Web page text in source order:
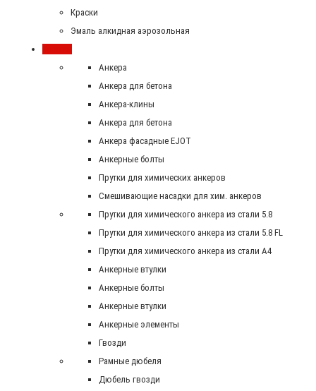
Краски
Эмаль алкидная аэрозольная
Анкера
Анкера для бетона
Анкера-клины
Анкера для бетона
Анкера фасадные EJOT
Анкерные болты
Прутки для химических анкеров
Смешивающие насадки для хим. анкеров
Прутки для химического анкера из стали 5.8
Прутки для химического анкера из стали 5.8 FL
Прутки для химического анкера из стали А4
Анкерные втулки
Анкерные болты
Анкерные втулки
Анкерные элементы
Гвозди
Рамные дюбеля
Дюбель гвозди